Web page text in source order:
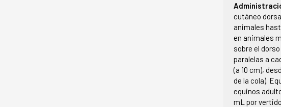
cutáneo
animales
en animales
sobre el
paralelas a
(a 10 cm),
de la cola).
equinos
mL por